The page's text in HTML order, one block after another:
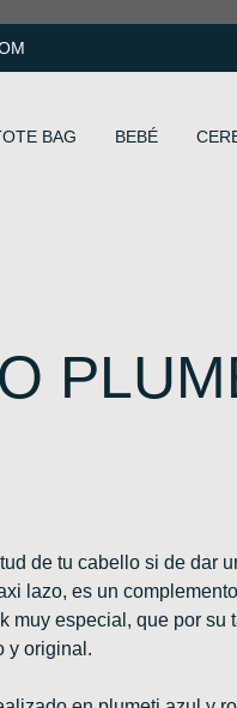
BAG BEBÉ
de tu cabello si de dar
lazo, es un
muy especial, que por su
y original.